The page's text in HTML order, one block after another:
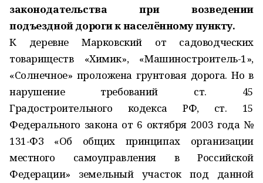
законодательства при возведении
подъездной дороги к населённому пункту.
К деревне Марковский от садоводческих
товариществ «Химик», «Машиностроитель-1»,
«Солнечное» проложена грунтовая дорога. Но в
нарушение требований ст. 45
Градостроительного кодекса РФ, ст. 15
Федерального закона от 6 октября 2003 года №
131-ФЗ «Об общих принципах организации
местного самоуправления в Российской
Федерации» земельный участок под данной